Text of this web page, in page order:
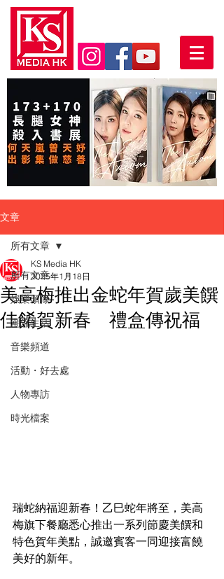
文章
所有文章
娛樂頭條
潮流生活
音樂頻道
活動・好去處
人物專訪
時光檔案
所有文章
美高梅推出金蛇年賀歲美饌
佳餚賀新春 禮盒傳祝福
KS Media HK
2025年1月18日
瑞蛇納福迎新春！乙巳蛇年將至，美高
梅旗下餐廳悉心推出一系列節慶美饌和
特色賀年美點，誠邀賓客一同迎接富饒
美好的新年。